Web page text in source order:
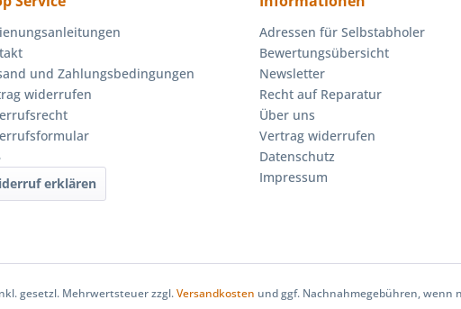
und Zahlungsbedingungen
widerrufen
erklären
Adressen für Selbstabholer
Bewertungsübersicht
Newsletter
Recht auf Reparatur
Über uns
Vertrag widerrufen
Datenschutz
Impressum
gesetzl. Mehrwertsteuer zzgl.Versandkosten und ggf. Nachnahmegebühren, wenn